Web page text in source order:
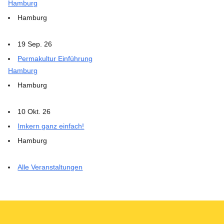
Hamburg
Hamburg
19 Sep. 26
Permakultur Einführung
Hamburg
Hamburg
10 Okt. 26
Imkern ganz einfach!
Hamburg
Alle Veranstaltungen